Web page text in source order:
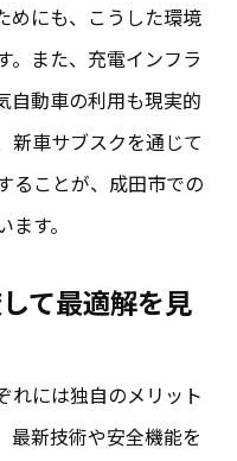
めにも、こうした環境
。また、充電インフラ
自動車の利用も現実的
新車サブスクを通じて
ることが、成田市での
す。
て最適解を見
れには独自のメリット
最新技術や安全機能を